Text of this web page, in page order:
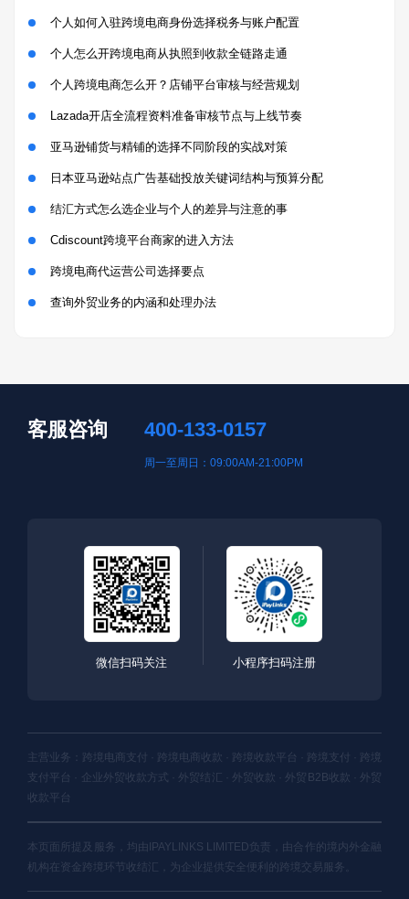
个人如何入驻跨境电商身份选择税务与账户配置
个人怎么开跨境电商从执照到收款全链路走通
个人跨境电商怎么开？店铺平台审核与经营规划
Lazada开店全流程资料准备审核节点与上线节奏
亚马逊铺货与精铺的选择不同阶段的实战对策
日本亚马逊站点广告基础投放关键词结构与预算分配
结汇方式怎么选企业与个人的差异与注意的事
Cdiscount跨境平台商家的进入方法
跨境电商代运营公司选择要点
查询外贸业务的内涵和处理办法
客服咨询 400-133-0157
周一至周日：09:00AM-21:00PM
微信扫码关注 小程序扫码注册
主营业务：跨境电商支付 · 跨境电商收款 · 跨境收款平台 · 跨境支付 · 跨境
支付平台 · 企业外贸收款方式 · 外贸结汇 · 外贸收款 · 外贸B2B收款 · 外贸
收款平台
本页面所提及服务，均由IPAYLINKS LIMITED负责，由合作的境内外金融
机构在资金跨境环节收结汇，为企业提供安全便利的跨境交易服务。